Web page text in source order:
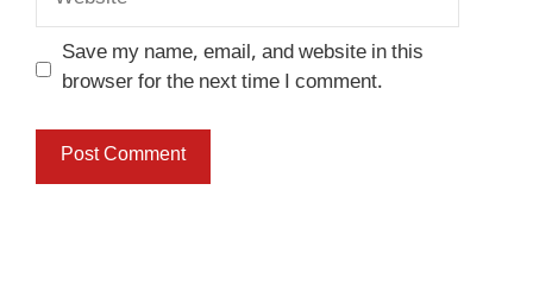
Save my name, email, and website in this
browser for the next time I comment.